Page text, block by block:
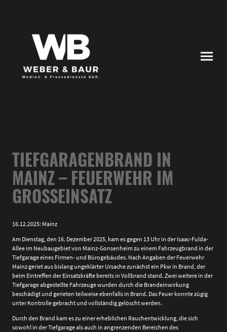
TIEFGARAGENBRAND IN
MAINZ – FEUERWEHR IM
GROSSEINSATZ
16.12.2025: Mainz
Am Dienstag, den 16. Dezember 2025, kam es gegen 13 Uhr in der Isaac-Fulda-
Allee im Neubaugebiet von Mainz-Gonsenheim zu einem Fahrzeugbrand in der
Tiefgarage eines Firmen- und Bürogebäudes. Nach Angaben der Feuerwehr
Mainz geriet aus bislang ungeklärter Ursache zunächst ein Pkw in Brand, der
beim Eintreffen der Einsatzkräfte bereits in Vollbrand stand. Zwei weitere in der
Tiefgarage abgestellte Fahrzeuge wurden durch die Brandeinwirkung
beschädigt und gerieten teilweise ebenfalls in Brand. Das Feuer konnte zügig
unter Kontrolle gebracht und vollständig gelöscht werden.
Durch den Brand kam es zu einer erheblichen Rauchentwicklung, die sich
sowohl in der Tiefgarage als auch in angrenzenden Bereichen des